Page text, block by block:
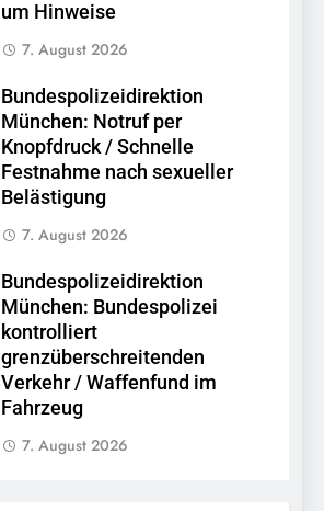
um Hinweise
7. August 2026
Bundespolizeidirektion
München: Notruf per
Knopfdruck / Schnelle
Festnahme nach sexueller
Belästigung
7. August 2026
Bundespolizeidirektion
München: Bundespolizei
kontrolliert
grenzüberschreitenden
Verkehr / Waffenfund im
Fahrzeug
7. August 2026